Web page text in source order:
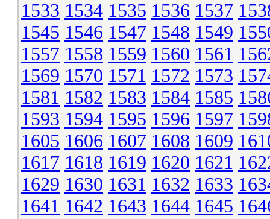
1533 1534 1535 1536 1537
1545 1546 1547 1548 1549
1557 1558 1559 1560 1561
1569 1570 1571 1572 1573
1581 1582 1583 1584 1585
1593 1594 1595 1596 1597
1605 1606 1607 1608 1609
1617 1618 1619 1620 1621
1629 1630 1631 1632 1633
1641 1642 1643 1644 1645